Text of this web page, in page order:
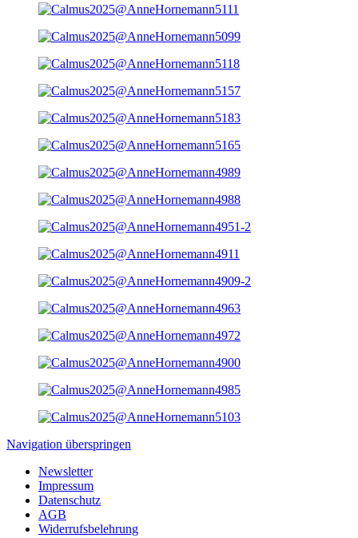
Navigation überspringen
Newsletter
Impressum
Datenschutz
AGB
Widerrufsbelehrung